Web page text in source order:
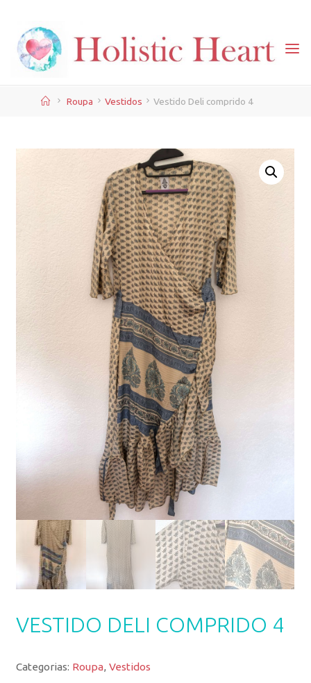
content
HomeRoupa Vestidos Vestido Deli comprido 4
VESTIDO DELI COMPRIDO 4
Categorias: Roupa,Vestidos